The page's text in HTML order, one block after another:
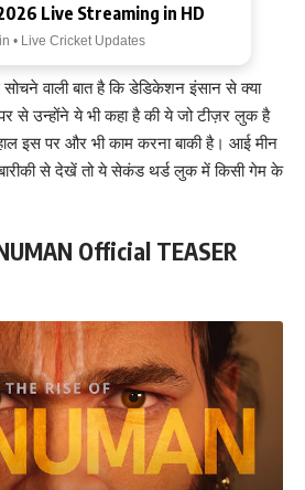
Live Streaming in HD
• Live Cricket Updates
वाली बात है कि डेडिकेशन इंसान से क्या
से उन्होंने ये भी कहा है की ये जो टीज़र लुक है
इस पर और भी काम करना बाकी है। आई मीन
से देखें तो ये सेकंड थर्ड लुक में किसी गेम के
Official TEASER